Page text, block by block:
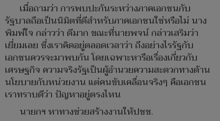
เมื่อถามว่า การพบปะกันระหว่างภาคเอกชนกับ
รัฐบาลถือเป็นนิมิตที่ดีสำหรับภาคเอกชนใช่หรือไม่ นาง
พิมพ์ใจ กล่าวว่า ดีมาก ขณะที่นายพจน์ กล่าวเสริมว่า
เยี่ยมเลย ซึ่งเราคิดอยู่ตลอดเวลาว่า ถึงอย่างไรรัฐกับ
เอกชนควรจะมาพบกัน โดยเฉพาะหารือเรื่องเกี่ยวกับ
เศรษฐกิจ ความจริงรัฐเป็นผู้อำนวยความสะดวกทางด้าน
นโยบายกับหน่วยงาน แต่คนขับเคลื่อนจริงๆ คือเอกชน
เราทราบดีว่า ปัญหาอยู่ตรงไหน
นายกฯ หาทางช่วยสร้างงานให้ปชช.